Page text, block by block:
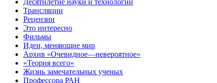
Десятилетие науки и технологий
Трансляции
Рецензии
Это интересно
Фильмы
Идеи, меняющие мир
Архив «Очевидное—невероятное»
«Теория всего»
Жизнь замечательных ученых
Профессора РАН